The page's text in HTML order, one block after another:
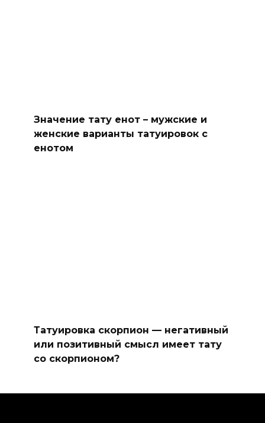
Значение тату енот – мужские и
женские варианты татуировок с
енотом
Татуировка скорпион — негативный
или позитивный смысл имеет тату
со скорпионом?